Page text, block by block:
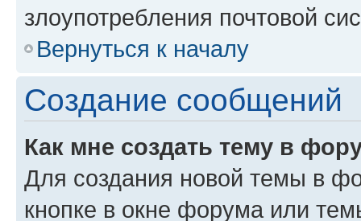
злоупотребления почтовой
Вернуться к началу
Создание сообщений
Как мне создать тему в
Для создания новой темы в
кнопке в окне форума или